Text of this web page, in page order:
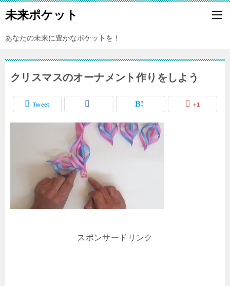
未来ポケット
あなたの未来に豊かなポケットを！
クリスマスのオーナメント作りをしよう
Tweet +1
スポンサードリンク